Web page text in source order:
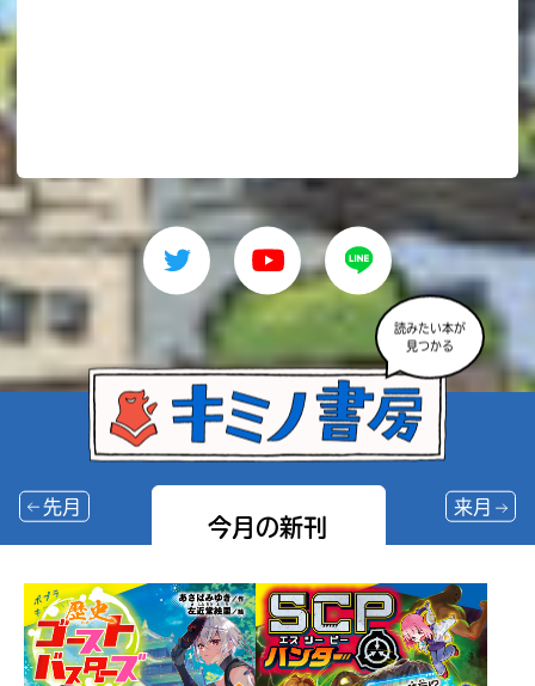
読みたい本が
見つかる
今月の新刊
先月 来月